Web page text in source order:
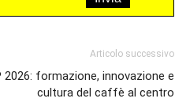
Articolo successivo
2026: formazione, innovazione e
cultura del caffè al centro